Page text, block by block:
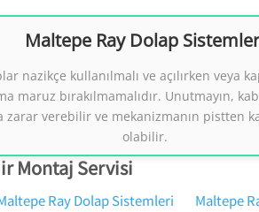
Maltepe Ray Dolap
nazikçe kullanılmalı ve açılırken veya
maruz bırakılmamalıdır. Unutmayın,
zarar verebilir ve mekanizmanın pistten
olabilir.
Maltepe Ray Dolap Sistemleri
Ray Dolap Sistemleri Tamiri.
((( Tezcan Usta )))
0554 858 1312
Montaj Servisi
Ray Dolap Sistemleri
Maltepe